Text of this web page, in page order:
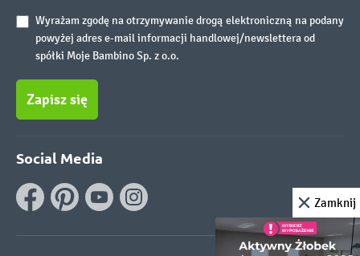
Wyrażam zgodę na otrzymywanie drogą elektroniczną na podany
powyżej adres e-mail informacji handlowej/newslettera od
spółki Moje Bambino Sp. z o.o.
Zapisz się
Social Media
Zamknij